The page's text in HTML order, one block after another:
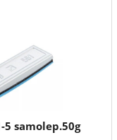
5 samolep.50g